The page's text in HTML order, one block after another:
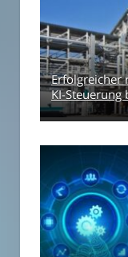
Erfolgreicher
KI-Steuerung